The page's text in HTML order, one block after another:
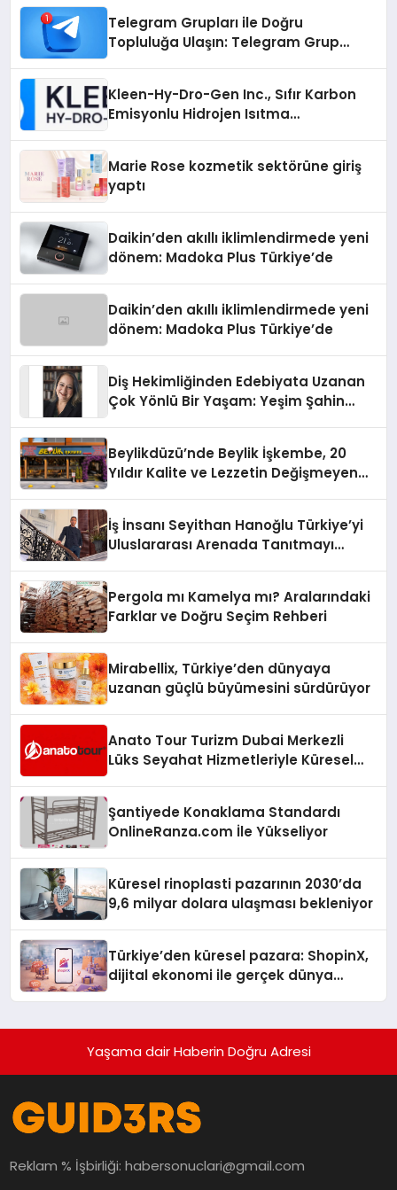
Telegram Grupları ile Doğru
Topluluğa Ulaşın: Telegram Grup
Kleen-Hy-Dro-Gen Inc., Sıfır Karbon
Emisyonlu Hidrojen Isıtma
Marie Rose kozmetik sektörüne giriş
yaptı
Daikin’den akıllı iklimlendirmede yeni
dönem: Madoka Plus Türkiye’de
Daikin’den akıllı iklimlendirmede yeni
dönem: Madoka Plus Türkiye’de
Diş Hekimliğinden Edebiyata Uzanan
Çok Yönlü Bir Yaşam: Yeşim Şahin
Beylikdüzü’nde Beylik İşkembe, 20
Yıldır Kalite ve Lezzetin Değişmeyen
İş İnsanı Seyithan Hanoğlu Türkiye’yi
Uluslararası Arenada Tanıtmayı
Pergola mı Kamelya mı? Aralarındaki
Farklar ve Doğru Seçim Rehberi
Mirabellix, Türkiye’den dünyaya
uzanan güçlü büyümesini sürdürüyor
Anato Tour Turizm Dubai Merkezli
Lüks Seyahat Hizmetleriyle Küresel
Şantiyede Konaklama Standardı
OnlineRanza.com İle Yükseliyor
Küresel rinoplasti pazarının 2030’da
9,6 milyar dolara ulaşması bekleniyor
Türkiye’den küresel pazara: ShopinX,
dijital ekonomi ile gerçek dünya
Yaşama dair Haberin Doğru Adresi
Reklam % İşbirliği:habersonuclari@gmail.com